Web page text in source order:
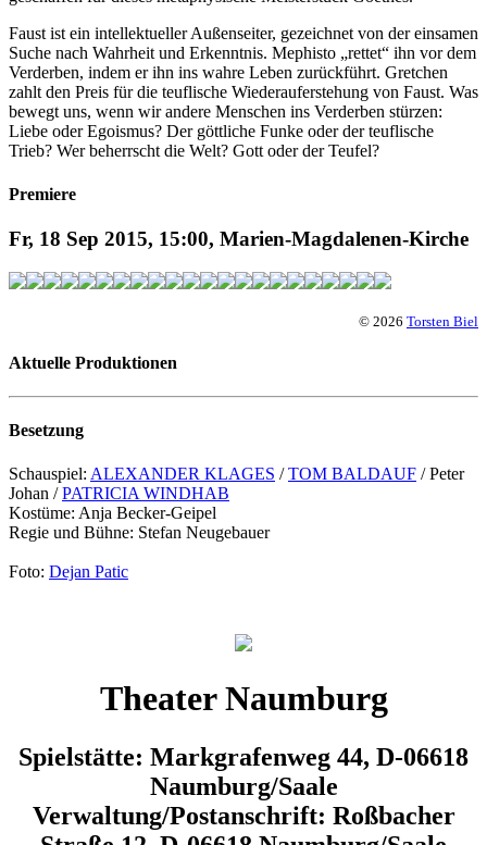
Faust ist ein intellektueller Außenseiter, gezeichnet von der einsamen
Suche nach Wahrheit und Erkenntnis. Mephisto „rettet“ ihn vor dem
Verderben, indem er ihn ins wahre Leben zurückführt. Gretchen
zahlt den Preis für die teuflische Wiederauferstehung von Faust. Was
bewegt uns, wenn wir andere Menschen ins Verderben stürzen:
Liebe oder Egoismus? Der göttliche Funke oder der teuflische
Trieb? Wer beherrscht die Welt? Gott oder der Teufel?
Premiere
Fr, 18 Sep 2015, 15:00, Marien-Magdalenen-Kirche
© 2026 Torsten Biel
Aktuelle Produktionen
Besetzung
Schauspiel: ALEXANDER KLAGES /TOM BALDAUF / Peter
Johan /PATRICIA WINDHAB
Kostüme: Anja Becker-Geipel
Regie und Bühne: Stefan Neugebauer
Foto: Dejan Patic
Theater Naumburg
Spielstätte: Markgrafenweg 44, D-06618
Naumburg/Saale
Verwaltung/Postanschrift: Roßbacher